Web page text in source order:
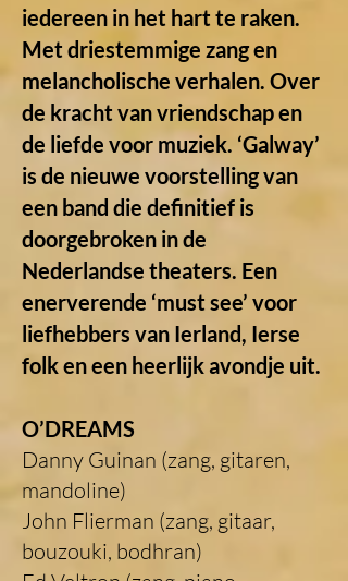
iedereen in het hart te raken.
Met driestemmige zang en
melancholische verhalen. Over
de kracht van vriendschap en
de liefde voor muziek. ‘Galway’
is de nieuwe voorstelling van
een band die definitief is
doorgebroken in de
Nederlandse theaters. Een
enerverende ‘must see’ voor
liefhebbers van Ierland, Ierse
folk en een heerlijk avondje uit.
O’DREAMS
Danny Guinan (zang, gitaren,
mandoline)
John Flierman (zang, gitaar,
bouzouki, bodhran)